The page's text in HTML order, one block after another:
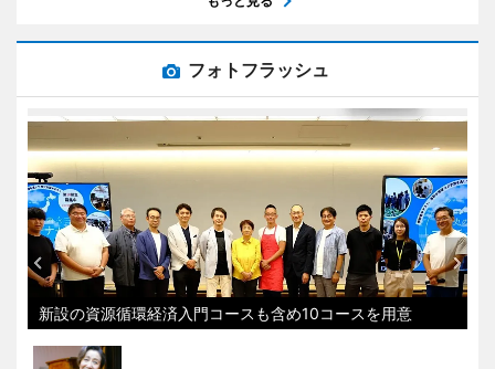
フォトフラッシュ
新設の資源循環経済入門コースも含め10コースを用意